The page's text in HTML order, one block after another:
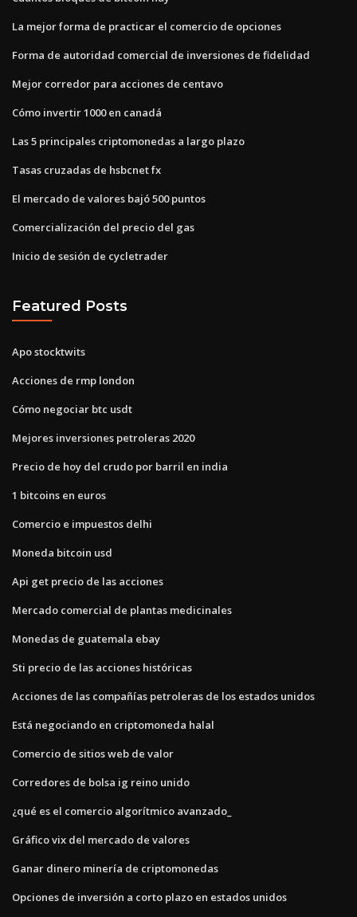
La mejor forma de practicar el comercio de opciones
Forma de autoridad comercial de inversiones de fidelidad
Mejor corredor para acciones de centavo
Cómo invertir 1000 en canadá
Las 5 principales criptomonedas a largo plazo
Tasas cruzadas de hsbcnet fx
El mercado de valores bajó 500 puntos
Comercialización del precio del gas
Inicio de sesión de cycletrader
Featured Posts
Apo stocktwits
Acciones de rmp london
Cómo negociar btc usdt
Mejores inversiones petroleras 2020
Precio de hoy del crudo por barril en india
1 bitcoins en euros
Comercio e impuestos delhi
Moneda bitcoin usd
Api get precio de las acciones
Mercado comercial de plantas medicinales
Monedas de guatemala ebay
Sti precio de las acciones históricas
Acciones de las compañías petroleras de los estados unidos
Está negociando en criptomoneda halal
Comercio de sitios web de valor
Corredores de bolsa ig reino unido
¿qué es el comercio algorítmico avanzado_
Gráfico vix del mercado de valores
Ganar dinero minería de criptomonedas
Opciones de inversión a corto plazo en estados unidos